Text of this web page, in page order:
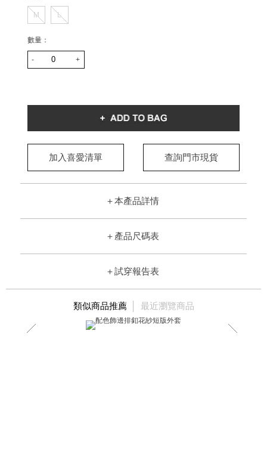
M L
數量：
- +
加入喜愛清單 查詢門市現貨
＋本產品詳情
＋ 產品尺碼表
＋試穿報告表
類似商品推薦 最近瀏覽商品